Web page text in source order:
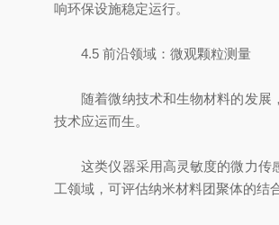
响环保设施稳定运行。
4.5 前沿领域：微观颗粒测量
随着微纳技术和生物材料的发展，
技术应运而生。
这类仪器采用高灵敏度的微力传感
工领域，可评估纳米材料团聚体的结